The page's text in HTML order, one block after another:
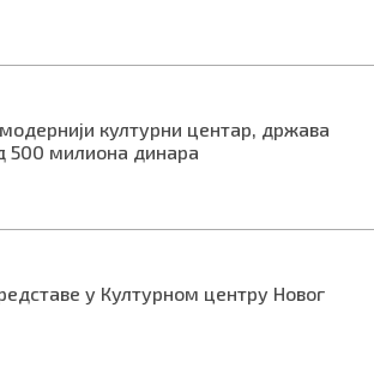
културни центар, држава
500 милиона динара
у Културном центру Новог